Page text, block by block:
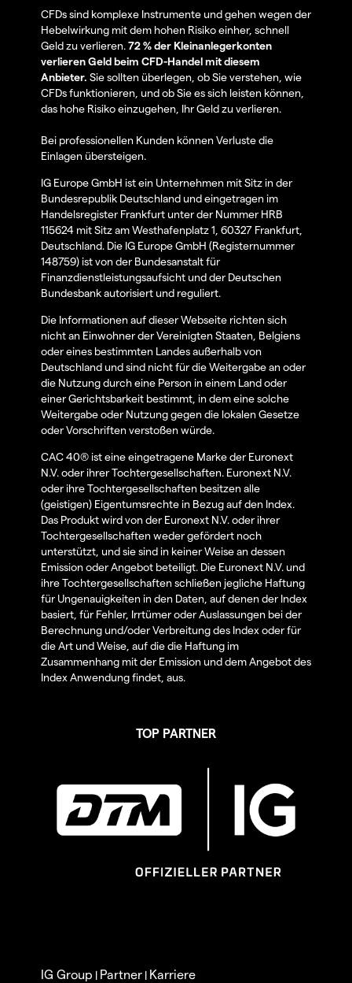
CFDs sind komplexe Instrumente und gehen wegen der
Hebelwirkung mit dem hohen Risiko einher, schnell
Geld zu verlieren.72 % der Kleinanlegerkonten
verlieren Geld beim CFD-Handel mit diesem
Anbieter. Sie sollten überlegen, ob Sie verstehen, wie
CFDs funktionieren, und ob Sie es sich leisten können,
das hohe Risiko einzugehen, Ihr Geld zu verlieren.
Bei professionellen Kunden können Verluste die
Einlagen übersteigen.
IG Europe GmbH ist ein Unternehmen mit Sitz in der
Bundesrepublik Deutschland und eingetragen im
Handelsregister Frankfurt unter der Nummer HRB
115624 mit Sitz am Westhafenplatz 1, 60327 Frankfurt,
Deutschland. Die IG Europe GmbH (Registernummer
148759) ist von der Bundesanstalt für
Finanzdienstleistungsaufsicht und der Deutschen
Bundesbank autorisiert und reguliert.
Die Informationen auf dieser Webseite richten sich
nicht an Einwohner der Vereinigten Staaten, Belgiens
oder eines bestimmten Landes außerhalb von
Deutschland und sind nicht für die Weitergabe an oder
die Nutzung durch eine Person in einem Land oder
einer Gerichtsbarkeit bestimmt, in dem eine solche
Weitergabe oder Nutzung gegen die lokalen Gesetze
oder Vorschriften verstoßen würde.
CAC 40® ist eine eingetragene Marke der Euronext
N.V. oder ihrer Tochtergesellschaften. Euronext N.V.
oder ihre Tochtergesellschaften besitzen alle
(geistigen) Eigentumsrechte in Bezug auf den Index.
Das Produkt wird von der Euronext N.V. oder ihrer
Tochtergesellschaften weder gefördert noch
unterstützt, und sie sind in keiner Weise an dessen
Emission oder Angebot beteiligt. Die Euronext N.V. und
ihre Tochtergesellschaften schließen jegliche Haftung
für Ungenauigkeiten in den Daten, auf denen der Index
basiert, für Fehler, Irrtümer oder Auslassungen bei der
Berechnung und/oder Verbreitung des Index oder für
die Art und Weise, auf die die Haftung im
Zusammenhang mit der Emission und dem Angebot des
Index Anwendung findet, aus.
TOP PARTNER
IG Group | Partner | Karriere